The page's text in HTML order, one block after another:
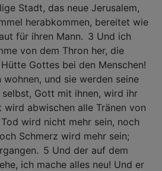
Stadt, das neue Jerusalem,
herabkommen, bereitet wie
für ihren Mann. 3 Und ich
von dem Thron her, die
Gottes bei den Menschen!
und sie werden seine
Gott mit ihnen, wird ihr
abwischen alle Tränen von
wird nicht mehr sein, noch
Schmerz wird mehr sein;
5 Und der auf dem
ich mache alles neu! Und er